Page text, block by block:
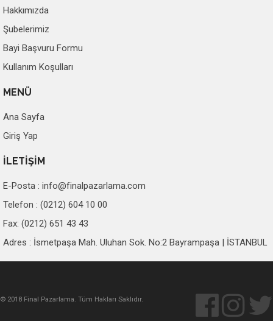
Hakkımızda
Şubelerimiz
Bayi Başvuru Formu
Kullanım Koşulları
MENÜ
Ana Sayfa
Giriş Yap
İLETİŞİM
E-Posta : info@finalpazarlama.com
Telefon : (0212) 604 10 00
Fax: (0212) 651 43 43
Adres : İsmetpaşa Mah. Uluhan Sok. No:2 Bayrampaşa | İSTANBUL
© 2018 Final Pazarlama. Tüm Hakları Saklıdır.